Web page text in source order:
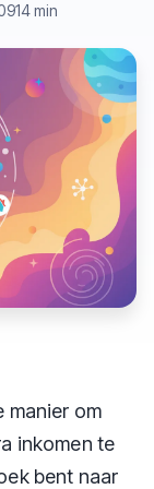
14 min
manier om
inkomen te
bent naar